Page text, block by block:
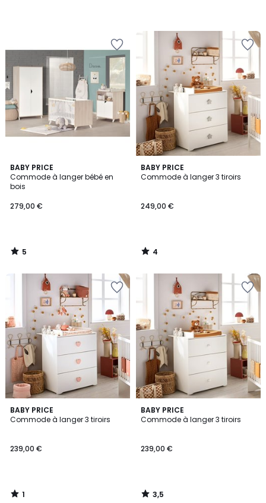
BABY PRICE
Commode à langer bébé en
bois
279,00 €
5
/
5
5
/
BABY PRICE
Commode à langer 3 tiroirs
249,00 €
4
/
4
/
BABY PRICE
Commode à langer 3 tiroirs
239,00 €
1
/
1
/
BABY PRICE
Commode à langer 3 tiroirs
239,00 €
3,5
/ 5
3,5
/